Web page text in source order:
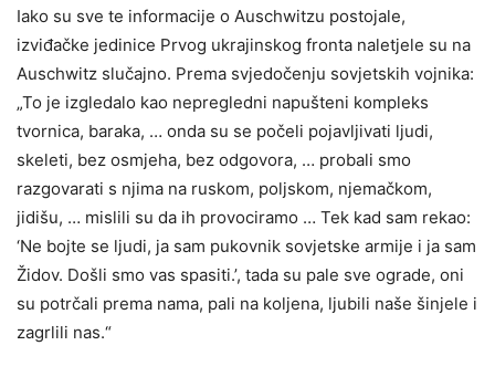
Iako su sve te informacije o Auschwitzu postojale,
izviđačke jedinice Prvog ukrajinskog fronta naletjele su na
Auschwitz slučajno. Prema svjedočenju sovjetskih vojnika:
„To je izgledalo kao nepregledni napušteni kompleks
tvornica, baraka, … onda su se počeli pojavljivati ljudi,
skeleti, bez osmjeha, bez odgovora, … probali smo
razgovarati s njima na ruskom, poljskom, njemačkom,
jidišu, … mislili su da ih provociramo … Tek kad sam rekao:
‘Ne bojte se ljudi, ja sam pukovnik sovjetske armije i ja sam
Židov. Došli smo vas spasiti.’, tada su pale sve ograde, oni
su potrčali prema nama, pali na koljena, ljubili naše šinjele i
zagrlili nas.“